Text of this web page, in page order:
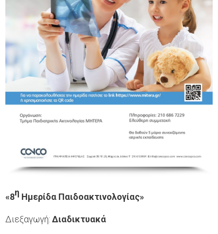
«8η Ημερίδα Παιδοακτινολογίας»
Διεξαγωγή:Διαδικτυακά